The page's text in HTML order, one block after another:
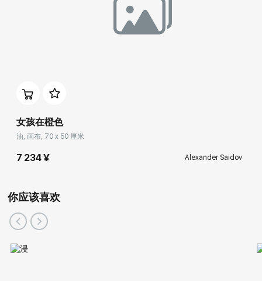
女孩在橙色
油, 画布, 70 x 50 厘米
7 234 ¥ Alexander Saidov
你应该喜欢